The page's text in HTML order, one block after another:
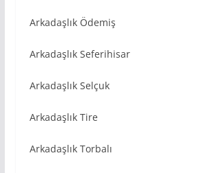
Arkadaşlık Ödemiş
Arkadaşlık Seferihisar
Arkadaşlık Selçuk
Arkadaşlık Tire
Arkadaşlık Torbalı